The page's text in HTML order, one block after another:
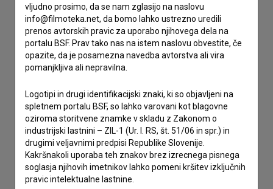
prijavljam napako
želim dodati podatke
drugo
vljudno prosimo, da se nam zglasijo na naslovu
info@filmoteka.net, da bomo lahko ustrezno uredili
prenos avtorskih pravic za uporabo njihovega dela na
portalu BSF. Prav tako nas na istem naslovu obvestite, če
opazite, da je posamezna navedba avtorstva ali vira
pomanjkljiva ali nepravilna.
Logotipi in drugi identifikacijski znaki, ki so objavljeni na
spletnem portalu BSF, so lahko varovani kot blagovne
oziroma storitvene znamke v skladu z Zakonom o
industrijski lastnini – ZIL-1 (Ur. l. RS, št. 51/06 in spr.) in
drugimi veljavnimi predpisi Republike Slovenije.
Kakršnakoli uporaba teh znakov brez izrecnega pisnega
soglasja njihovih imetnikov lahko pomeni kršitev izključnih
pravic intelektualne lastnine.